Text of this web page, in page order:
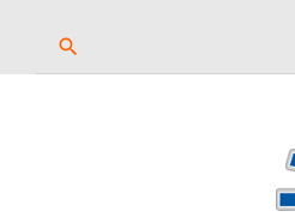
search